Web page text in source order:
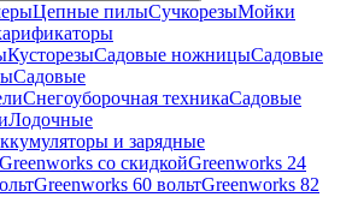
Цепные пилыCучкорезыМойки
КусторезыСадовые ножницыСадовые
Садовые
Снегоуборочная техникаСадовые
Лодочные
и зарядные
Greenworks со скидкойGreenworks 24
Greenworks 60 вольтGreenworks 82